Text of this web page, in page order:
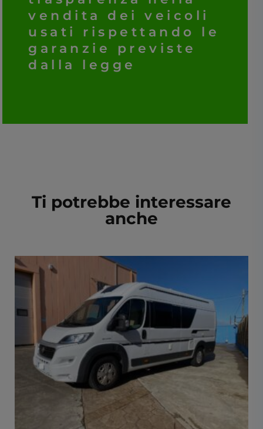
vendita dei veicoli
usati rispettando le
garanzie previste
dalla legge
Ti potrebbe interessare
anche